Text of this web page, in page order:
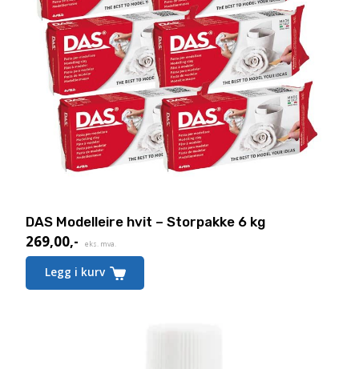
DAS Modelleire hvit – Storpakke 6 kg
269,00,-
Nåværende
pris
eks. mva.
Legg i kurv